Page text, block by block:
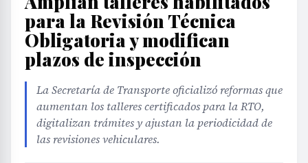
para la Revisión Técnica
Obligatoria y modifican
plazos de inspección
La Secretaría de Transporte oficializó reformas que
aumentan los talleres certificados para la RTO,
digitalizan trámites y ajustan la periodicidad de
las revisiones vehiculares.